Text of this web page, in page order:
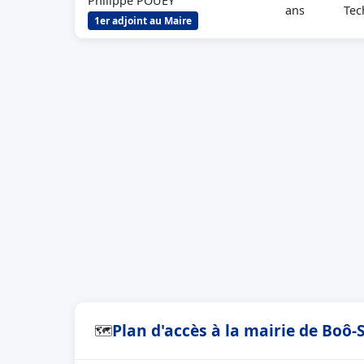
1er adjoint au Maire
ans
🗺Plan d'accès à la mairie de Boô-